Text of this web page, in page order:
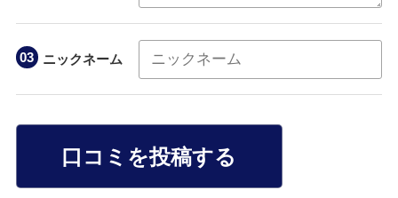
ニックネーム
口コミを投稿する